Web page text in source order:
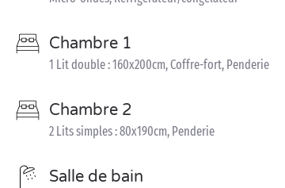
Chambre 1
1 Lit double : 160x200cm, Coffre-fort, Penderie
Chambre 2
2 Lits simples : 80x190cm, Penderie
Salle de bain